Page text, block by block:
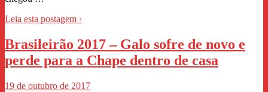
Leia esta postagem ›
Brasileirão 2017 – Galo sofre de novo e
perde para a Chape dentro de casa
19 de outubro de 2017